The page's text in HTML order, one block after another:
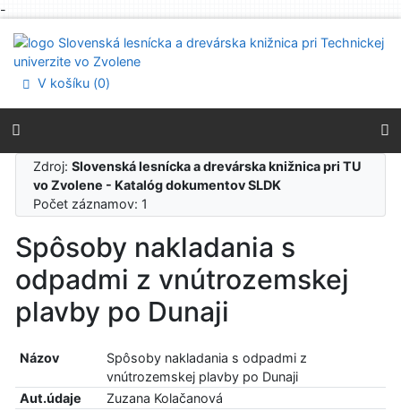
-
Prejsť na menu
Prehlásenie o webovej prístupnosti
V košíku (0)
Zdroj:Slovenská lesnícka a drevárska knižnica pri TU
vo Zvolene - Katalóg dokumentov SLDK
Počet záznamov: 1
Spôsoby nakladania s
odpadmi z vnútrozemskej
plavby po Dunaji
Názov
Spôsoby nakladania s odpadmi z
vnútrozemskej plavby po Dunaji
Aut.údaje
Zuzana Kolačanová